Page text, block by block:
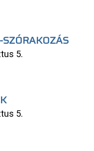
5.
5.